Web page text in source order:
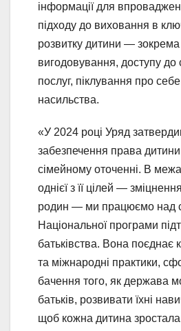
інформації для
підходу до виховання в
розвитку дитини —
вигодовування, доступу до
послуг, піклування про
насильства.
«У 2024 році Уряд
забезпечення права
сімейному оточенні. В
однієї з її цілей —
родин — ми працюємо над
Національної програми
батьківства. Вона поєднає
та міжнародні практики,
бачення того, як держава
батьків, розвивати їхні
щоб кожна дитина